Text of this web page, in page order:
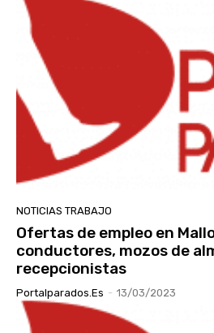
NOTICIAS TRABAJO
Ofertas de empleo en
conductores, mozos de
recepcionistas
Portalparados.es - 13/03/2023